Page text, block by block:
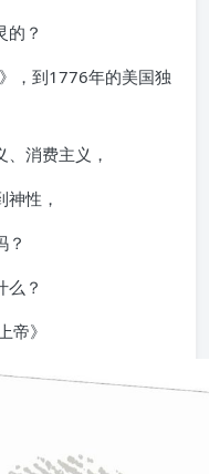
的？
，到1776年的美国独
消费主义，
性，
？
么？
》